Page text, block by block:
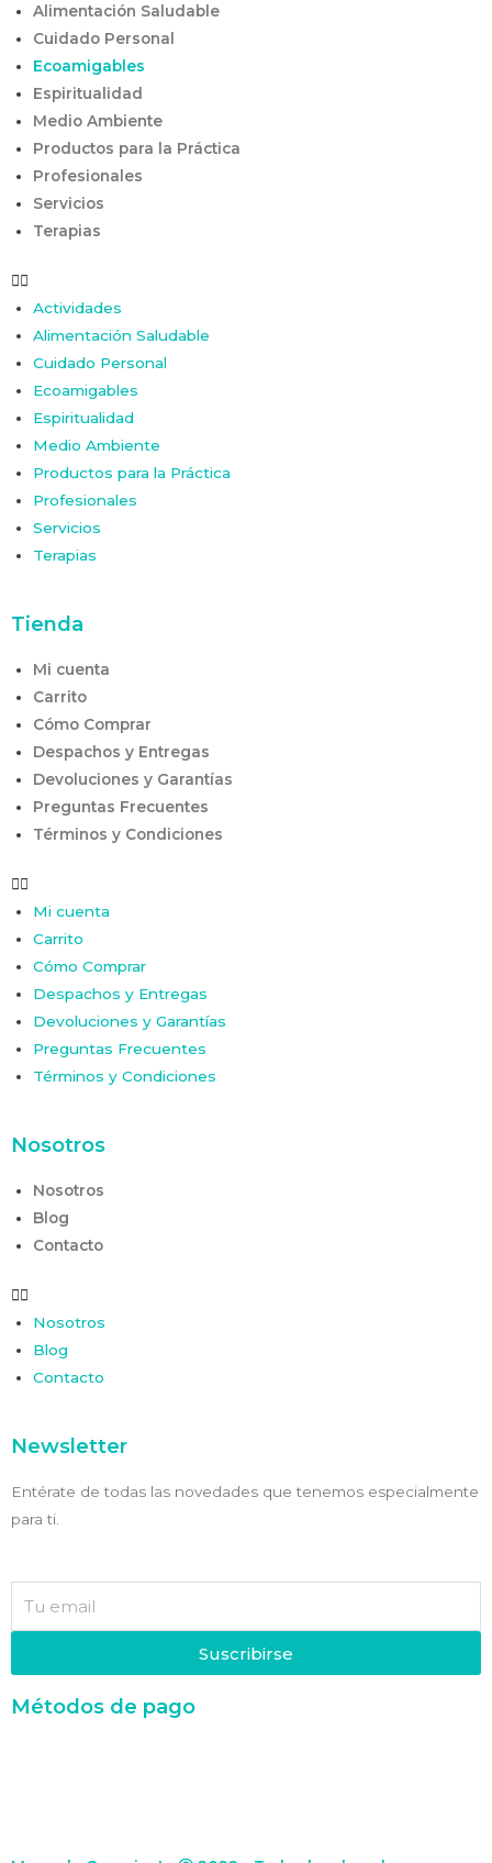
Alimentación Saludable
Cuidado Personal
Ecoamigables
Espiritualidad
Medio Ambiente
Productos para la Práctica
Profesionales
Servicios
Terapias
Actividades
Alimentación Saludable
Cuidado Personal
Ecoamigables
Espiritualidad
Medio Ambiente
Productos para la Práctica
Profesionales
Servicios
Terapias
Tienda
Mi cuenta
Carrito
Cómo Comprar
Despachos y Entregas
Devoluciones y Garantías
Preguntas Frecuentes
Términos y Condiciones
Mi cuenta
Carrito
Cómo Comprar
Despachos y Entregas
Devoluciones y Garantías
Preguntas Frecuentes
Términos y Condiciones
Nosotros
Nosotros
Blog
Contacto
Nosotros
Blog
Contacto
Newsletter
Entérate de todas las novedades que tenemos especialmente
para ti.
Suscribirse
Métodos de pago